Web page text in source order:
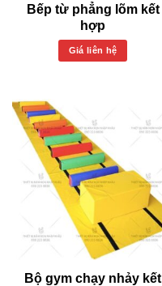
Bếp từ phẳng lõm kết
hợp
Giá liên hệ
Bộ gym chạy nhảy kết